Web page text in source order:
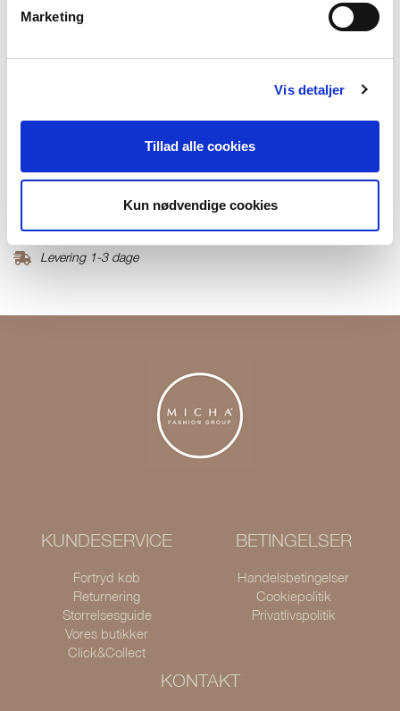
Marketing
Vis detaljer
Tillad alle cookies
Kun nødvendige cookies
Produktnummer
000001670016100733905
Levering 1-3 dage
KUNDESERVICE
Fortryd køb
Returnering
Størrelsesguide
Vores butikker
Click&Collect
BETINGELSER
Handelsbetingelser
Cookiepolitik
Privatlivspolitik
KONTAKT